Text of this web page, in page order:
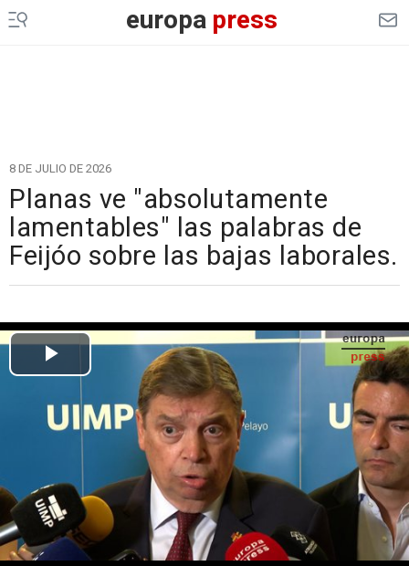
europapress
8 DE JULIO DE 2026
Planas ve "absolutamente
lamentables" las palabras de
Feijóo sobre las bajas laborales.